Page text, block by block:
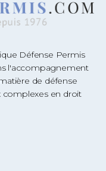
Défense Permis
l'accompagnement
de défense
en droit